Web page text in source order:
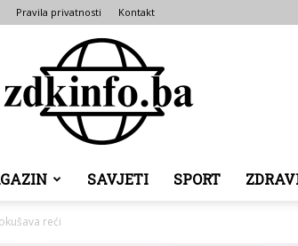
Pravila privatnosti Kontakt
SAVJETI SPORT
reći